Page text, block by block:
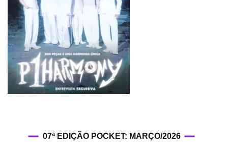
07ª EDIÇÃO POCKET: MARÇO/2026